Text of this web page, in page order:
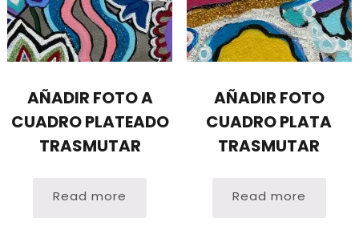
AÑADIR FOTO A
CUADRO PLATEADO
TRASMUTAR
Read more
AÑADIR FOTO
CUADRO PLATA
TRASMUTAR
Read more